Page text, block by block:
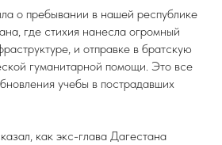
о пребывании в нашей республике
где стихия нанесла огромный
и отправке в братскую
гуманитарной помощи. Это все
учебы в пострадавших
как экс-глава Дагестана